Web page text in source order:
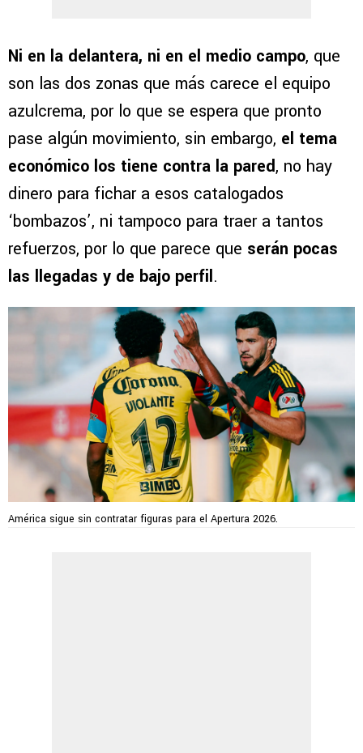
Ni en la delantera, ni en el medio campo, que
son las dos zonas que más carece el equipo
azulcrema, por lo que se espera que pronto
pase algún movimiento, sin embargo, el tema
económico los tiene contra la pared, no hay
dinero para fichar a esos catalogados
‘bombazos’, ni tampoco para traer a tantos
refuerzos, por lo que parece que serán pocas
las llegadas y de bajo perfil.
América sigue sin contratar figuras para el Apertura 2026.